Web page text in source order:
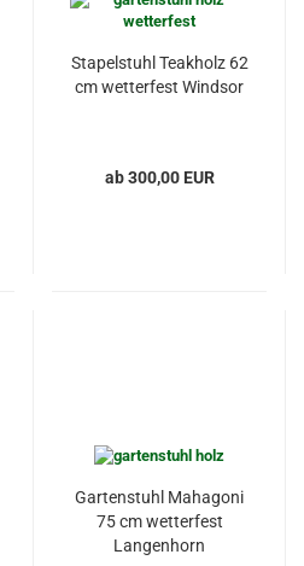
Stapelstuhl Teakholz 62
cm wetterfest Windsor
ab 300,00 EUR
Gartenstuhl Mahagoni
75 cm wetterfest
Langenhorn